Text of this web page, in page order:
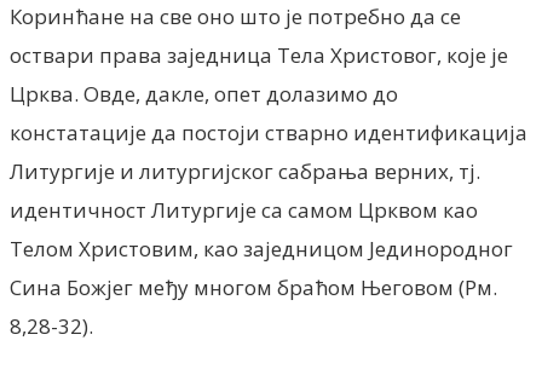
Коринћане на све оно што je потребно да се
оствари права заједница Тела Христовог, које je
Црква. Овде, дакле, опет долазимо до
констатације да постоји стварно идентификација
Литургије и литургијског сабрања верних, тј.
идентичност Литургије са самом Црквом као
Телом Христовим, као заједницом Јединородног
Сина Божјег међу многом браћом Његовом (Рм.
8,28-32).